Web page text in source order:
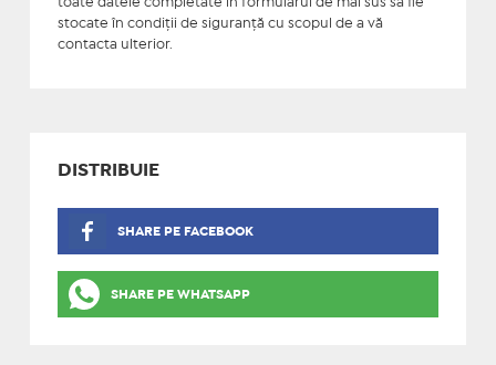
stocate în condiţii de siguranţă cu scopul de a vă
contacta ulterior.
DISTRIBUIE
SHARE PE FACEBOOK
SHARE PE WHATSAPP